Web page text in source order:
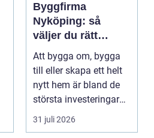
Byggfirma
Nyköping: så
väljer du rätt
partner för ditt
projekt
Att bygga om, bygga
till eller skapa ett helt
nytt hem är bland de
största investeringar
m...
31 juli 2026